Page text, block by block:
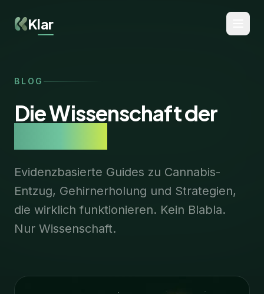
Klar
BLOG
Die Wissenschaft der
Evidenzbasierte Guides zu Cannabis-
Entzug, Gehirnerholung und Strategien,
die wirklich funktionieren. Kein Blabla.
Nur Wissenschaft.